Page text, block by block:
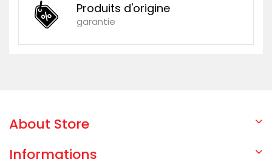
Produits d'origine
garantie
About Store
Informations